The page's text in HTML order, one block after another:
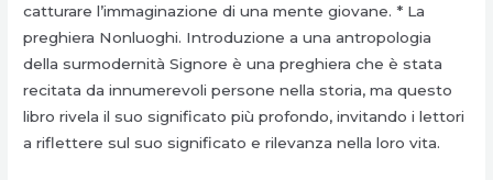
catturare l’immaginazione di una mente giovane. * La
preghiera Nonluoghi. Introduzione a una antropologia
della surmodernità Signore è una preghiera che è stata
recitata da innumerevoli persone nella storia, ma questo
libro rivela il suo significato più profondo, invitando i lettori
a riflettere sul suo significato e rilevanza nella loro vita.